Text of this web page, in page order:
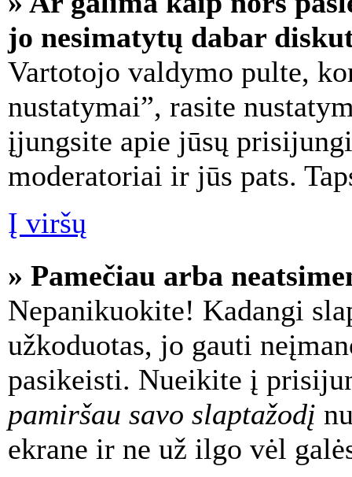
jo nesimatytų dabar
Vartotojo valdymo pulte,
nustatymai”, rasite
įjungsite apie jūsų
moderatoriai ir jūs pats.
Į viršų
» Pamečiau arba
Nepanikuokite! Kadangi
užkoduotas, jo gauti
pasikeisti. Nueikite į
pamiršau savo slaptažodį
ekrane ir ne už ilgo vėl